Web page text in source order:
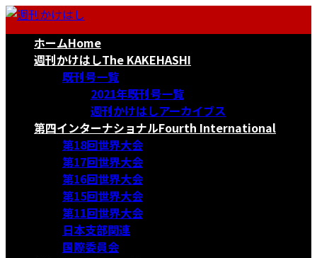
コ
ナ
ホームHome
週刊かけはしThe KAKEHASHI
既刊号一覧
2021年既刊号一覧
週刊かけはしアーカイブス
第四インターナショナルFourth International
第18回世界大会
第17回世界大会
第16回世界大会
第15回世界大会
第11回世界大会
日本支部関連
国際委員会